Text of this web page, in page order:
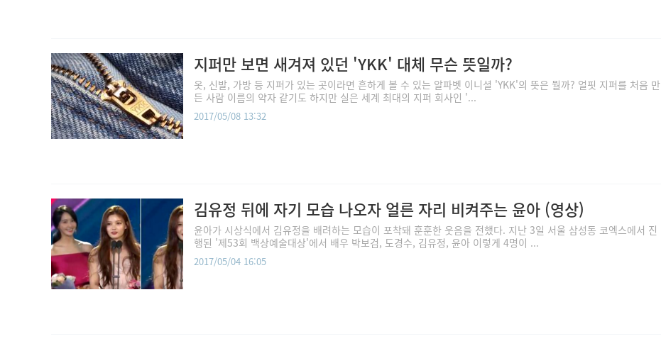
지퍼만 보면 새겨져 있던 'YKK' 대체 무슨 뜻일까?
옷, 신발, 가방 등 지퍼가 있는 곳이라면 흔하게 볼 수 있는 알파벳 이니셜 'YKK'의 뜻은 뭘까? 얼핏 지퍼를 처음 만
든 사람 이름의 약자 같기도 하지만 실은 세계 최대의 지퍼 회사인 '...
2017/05/08 13:32
김유정 뒤에 자기 모습 나오자 얼른 자리 비켜주는 윤아 (영상)
윤아가 시상식에서 김유정을 배려하는 모습이 포착돼 훈훈한 웃음을 전했다. 지난 3일 서울 삼성동 코엑스에서 진
행된 '제53회 백상예술대상'에서 배우 박보검, 도경수, 김유정, 윤아 이렇게 4명이 ...
2017/05/04 16:05